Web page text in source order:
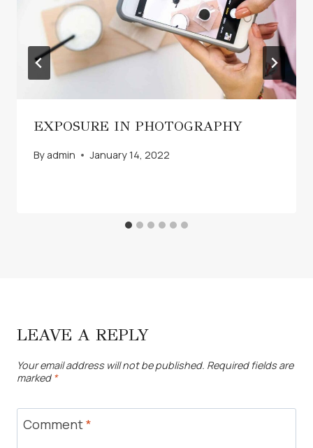
EXPOSURE IN PHOTOGRAPHY
By admin January 14, 2022
LEAVE A REPLY
Your email address will not be published. Required fields are
marked *
Comment*